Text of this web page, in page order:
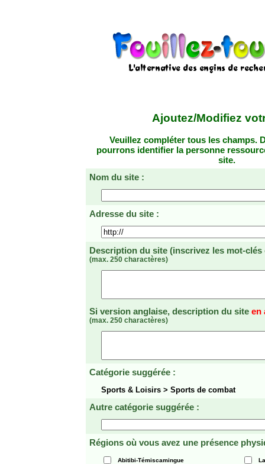
Ajoutez/Modifiez
Veuillez compléter tous les champs.
pourrons identifier la personne
site.
Nom du site :
Adresse du site :
Description du site (inscrivez les mot-
(max. 250 charactères)
Si version anglaise, description du site en
(max. 250 charactères)
Catégorie suggérée :
Sports & Loisirs > Sports de combat
Autre catégorie suggérée :
Régions où vous avez une présence
Abitibi-Témiscamingue